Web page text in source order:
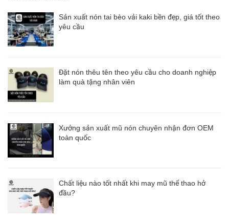
Sản xuất nón tai bèo vải kaki bền đẹp, giá tốt theo
yêu cầu
Đặt nón thêu tên theo yêu cầu cho doanh nghiệp
làm quà tặng nhân viên
Xưởng sản xuất mũ nón chuyên nhận đơn OEM
toàn quốc
Chất liệu nào tốt nhất khi may mũ thể thao hở
đầu?